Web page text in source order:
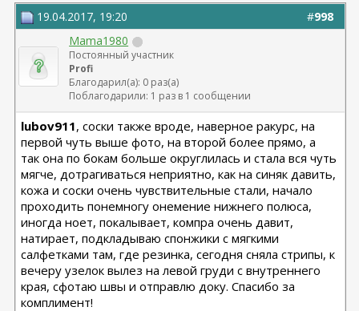
#998
19.04.2017, 19:20
Mama1980
Постоянный участник
Profi
Благодарил(а): 0 раз(а)
Поблагодарили: 1 раз в 1 сообщении
lubov911, соски также вроде, наверное ракурс, на
первой чуть выше фото, на второй более прямо, а
так она по бокам больше округлилась и стала вся чуть
мягче, дотрагиваться неприятно, как на синяк давить,
кожа и соски очень чувствительные стали, начало
проходить понемногу онемение нижнего полюса,
иногда ноет, покалывает, компра очень давит,
натирает, подкладываю спонжики с мягкими
салфетками там, где резинка, сегодня сняла стрипы, к
вечеру узелок вылез на левой груди с внутреннего
края, сфотаю швы и отправлю доку. Спасибо за
комплимент!